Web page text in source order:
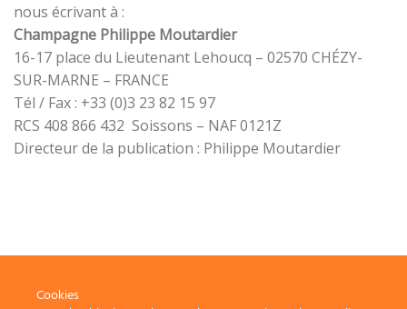
nous écrivant à :
Champagne Philippe Moutardier
16-17 place du Lieutenant Lehoucq – 02570 CHÉZY-
SUR-MARNE – FRANCE
Tél / Fax : +33 (0)3 23 82 15 97
RCS 408 866 432 Soissons – NAF 0121Z
Directeur de la publication : Philippe Moutardier
Cookies